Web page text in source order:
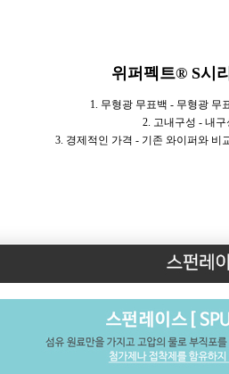
위퍼펙트® S시
1. 무형광 무표백 - 무형광 무
2. 고내구성 - 내
3. 경제적인 가격 - 기존 와이퍼와 비